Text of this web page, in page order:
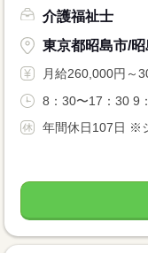
介護福祉士
東京都昭島市/昭
月給260,000円～
8：30〜17：30 9
年間休日107日 ※